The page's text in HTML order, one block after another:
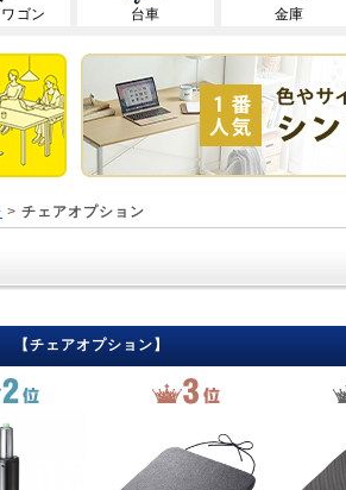
ゴン 台車 金庫
> チェアオプション
【チェアオプション】